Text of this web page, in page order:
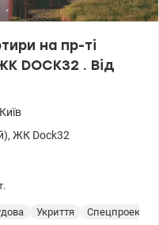
на пр-ті
DOCK32 . Від
Київ
, ЖК Dock32
Укриття Спецпроект